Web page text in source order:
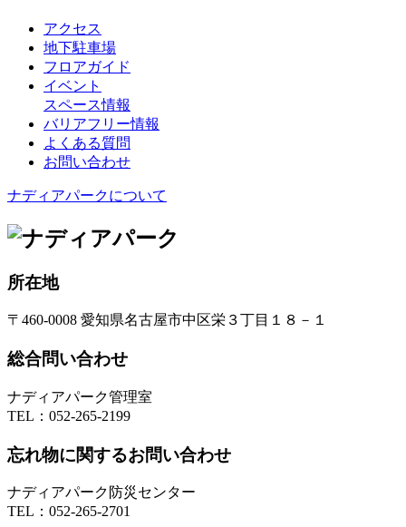
アクセス
地下駐車場
フロアガイド
イベント
スペース情報
バリアフリー情報
よくある質問
お問い合わせ
ナディアパークについて
所在地
〒460-0008 愛知県名古屋市中区栄３丁目１８－１
総合問い合わせ
ナディアパーク管理室
TEL： 052-265-2199
忘れ物に関するお問い合わせ
ナディアパーク防災センター
TEL： 052-265-2701